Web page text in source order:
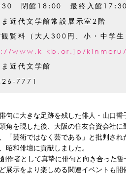
閉館18:00 最終入館17:30
近代文学館常設展示室2階
観覧料（大人300円、小・中学
www.k-kb.or.jp/
近代文学館
7771
句に大きな足跡を残した俳人・山口誓
角を現した後、大阪の住友合資会社
「芸術ではなく芸である」と批判さ
和俳壇に貢献しました。
作者として真摯に俳句と向き合った誓
展示をより楽しめる関連イベントも開